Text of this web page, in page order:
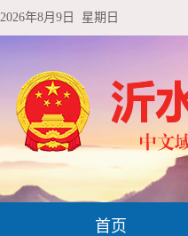
2026年8月9日 星期日
首页